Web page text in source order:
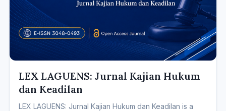
LEX LAGUENS: Jurnal Kajian Hukum
dan Keadilan
LEX LAGUENS: Jurnal Kajian Hukum dan Keadilan is a